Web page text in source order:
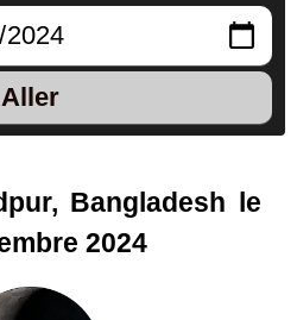
Aller
Bangladesh le
2024